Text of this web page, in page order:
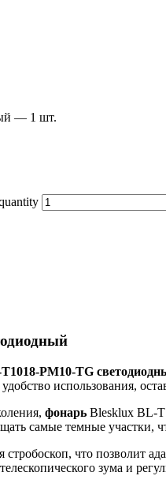
— 1 шт.
PM10-TG
использования,
фонарь Blesklux BL-
самые темные участки,
что позволит
зума и